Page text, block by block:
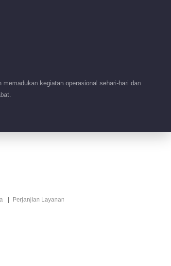
kegiatan operasional sehari-hari dan
Perjanjian Layanan